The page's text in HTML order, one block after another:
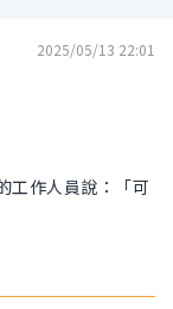
2025/05/13 22:01
工作人員說：「可